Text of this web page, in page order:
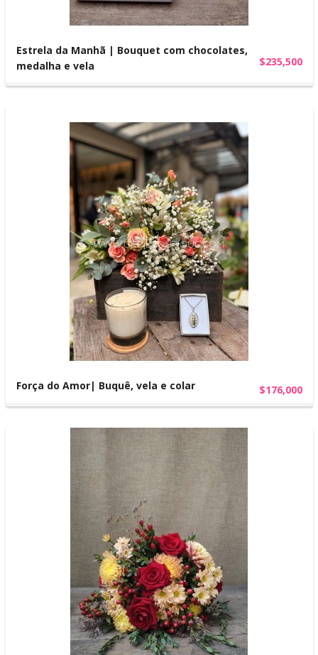
Estrela da Manhã | Bouquet com chocolates,
medalha e vela
$235,500
Força do Amor| Buquê, vela e colar $176,000